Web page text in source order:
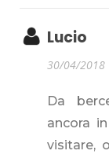
Lucio
30/04/2018
Da
ancora
visitare,